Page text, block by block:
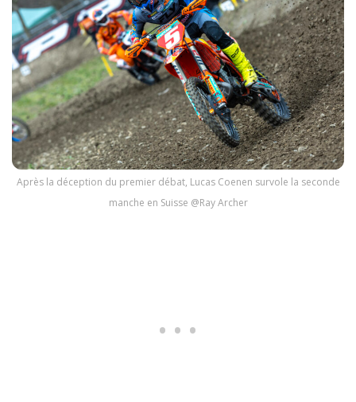
Après la déception du premier débat, Lucas Coenen survole la seconde
manche en Suisse @Ray Archer